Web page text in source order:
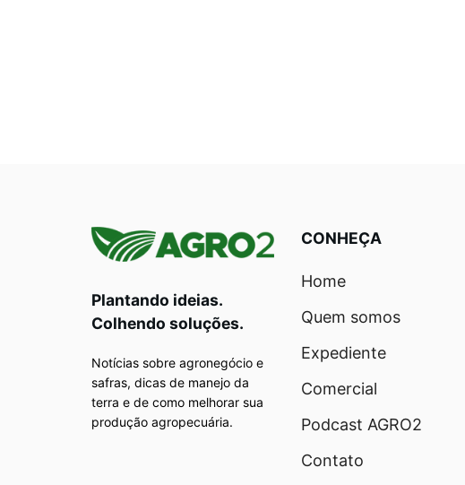
Plantando ideias.
Colhendo soluções.
Notícias sobre agronegócio e
safras, dicas de manejo da
terra e de como melhorar sua
produção agropecuária.
CONHEÇA
Home
Quem somos
Expediente
Comercial
Podcast AGRO2
Contato